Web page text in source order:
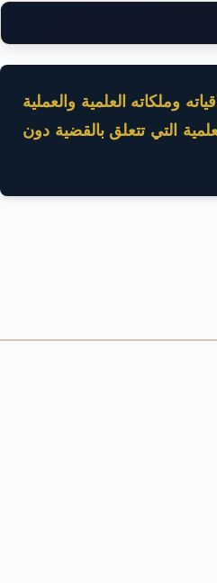
وملكاته العلمية والعملية
التي تتعلق بالقضية دون